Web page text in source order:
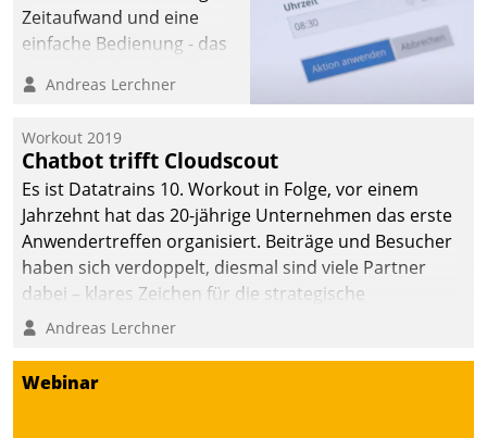
Zeitaufwand und eine
einfache Bedienung - das
Cockpit für mobile
Datatrain. Die meravis
Wohnungsbau- und
Immobilien GmbH hat
sich dabei für den Betrieb
der Lösung über die SAP
Cloud Platform
entschieden - als erstes
Unternehmen am
Wohnungsmarkt.
Andreas Lerchner
Workout 2019
Chatbot trifft Cloudscout
Es ist Datatrains 10. Workout in Folge, vor einem
Jahrzehnt hat das 20-jährige Unternehmen das erste
Anwendertreffen organisiert. Beiträge und Besucher
haben sich verdoppelt, diesmal sind viele Partner
dabei – klares Zeichen für die strategische
Fokussierung auf den Kunden.
Andreas Lerchner
Webinar